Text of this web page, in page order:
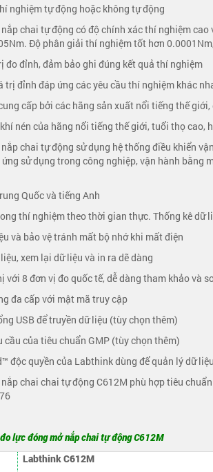
nghiệm tự động hoặc không tự động
chai tự động có độ chính xác thí nghiệm
Độ phân giải thí nghiệm tốt hơn
đo đỉnh, đảm bảo ghi đúng kết quả thí nghiệm
trị đỉnh đáp ứng các yêu cầu thí nghiệm khác
cấp bởi các hãng sản xuất nổi tiếng thế
nén của hãng nổi tiếng thế giới, tuổi thọ
chai tự động sử dụng hệ thống điều khiển
sử dụng trong công nghiệp, vận hành bằng
Quốc và tiếng Anh
thí nghiệm theo thời gian thực. Thống kê
và bảo vệ tránh mất bộ nhớ khi mất điện
xem lại dữ liệu và in ra dẽ dàng
với 8 đơn vị đo quốc tế, dễ dàng tham khảo và
đa cấp với mật mã truy cập
USB để truyền dữ liệu (tùy chọn thêm)
cầu của tiêu chuẩn GMP (tùy chọn thêm)
độc quyền của Labthink dùng để quản lý dữ
chai chai tự động C612M phù hợp tiêu
lực đóng mở nắp chai tự động C612M
Labthink C612M